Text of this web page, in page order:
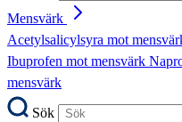
Mensvärk
Acetylsalicylsyra mot
Ibuprofen mot mensvärk
mensvärk
Sök